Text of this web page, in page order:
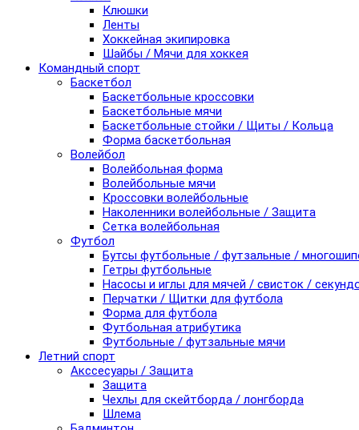
Клюшки
Ленты
Хоккейная экипировка
Шайбы / Мячи для хоккея
Командный спорт
Баскетбол
Баскетбольные кроссовки
Баскетбольные мячи
Баскетбольные стойки / Щиты / Кольца
Форма баскетбольная
Волейбол
Волейбольная форма
Волейбольные мячи
Кроссовки волейбольные
Наколенники волейбольные / Защита
Сетка волейбольная
Футбол
Бутсы футбольные / футзальные /
Гетры футбольные
Насосы и иглы для мячей / свисток /
Перчатки / Щитки для футбола
Форма для футбола
Футбольная атрибутика
Футбольные / футзальные мячи
Летний спорт
Акссесуары / Защита
Защита
Чехлы для скейтборда / лонгборда
Шлема